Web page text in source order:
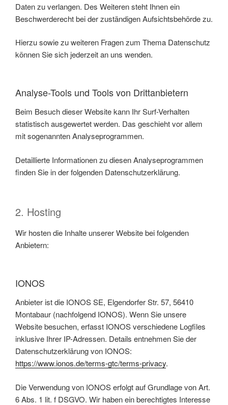
Daten zu verlangen. Des Weiteren steht Ihnen ein
Beschwerderecht bei der zuständigen Aufsichtsbehörde zu.
Hierzu sowie zu weiteren Fragen zum Thema Datenschutz
können Sie sich jederzeit an uns wenden.
Analyse-Tools und Tools von Dritt­anbietern
Beim Besuch dieser Website kann Ihr Surf-Verhalten
statistisch ausgewertet werden. Das geschieht vor allem
mit sogenannten Analyseprogrammen.
Detaillierte Informationen zu diesen Analyseprogrammen
finden Sie in der folgenden Datenschutzerklärung.
2. Hosting
Wir hosten die Inhalte unserer Website bei folgenden
Anbietern:
IONOS
Anbieter ist die IONOS SE, Elgendorfer Str. 57, 56410
Montabaur (nachfolgend IONOS). Wenn Sie unsere
Website besuchen, erfasst IONOS verschiedene Logfiles
inklusive Ihrer IP-Adressen. Details entnehmen Sie der
Datenschutzerklärung von IONOS:
https://www.ionos.de/terms-gtc/terms-privacy.
Die Verwendung von IONOS erfolgt auf Grundlage von Art.
6 Abs. 1 lit. f DSGVO. Wir haben ein berechtigtes Interesse